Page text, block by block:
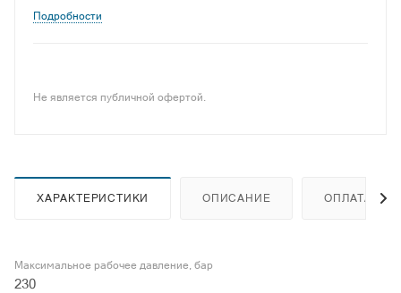
Подробности
Не является публичной офертой.
ХАРАКТЕРИСТИКИ ОПИСАНИЕ ОПЛАТА
Максимальное рабочее давление, бар
230